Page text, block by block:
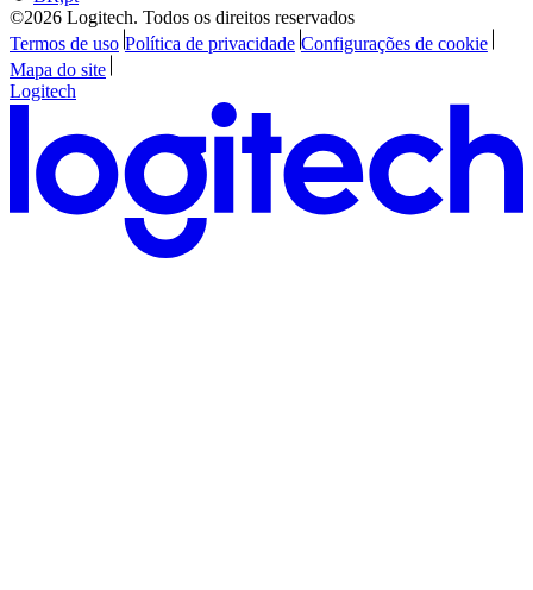
©2026 Logitech. Todos os direitos reservados
Termos de uso Política de privacidade Configurações de cookie
Mapa do site
Logitech